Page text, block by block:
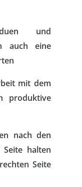
und
auch eine
mit dem
produktive
nach den
halten
Seite